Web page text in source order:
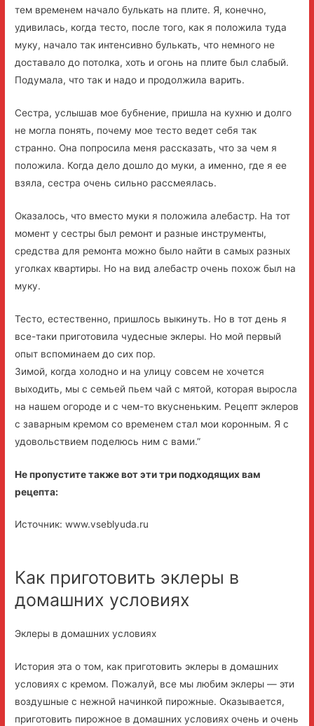
тем временем начало булькать на плите. Я, конечно,
удивилась, когда тесто, после того, как я положила туда
муку, начало так интенсивно булькать, что немного не
доставало до потолка, хоть и огонь на плите был слабый.
Подумала, что так и надо и продолжила варить.
Сестра, услышав мое бубнение, пришла на кухню и долго
не могла понять, почему мое тесто ведет себя так
странно. Она попросила меня рассказать, что за чем я
положила. Когда дело дошло до муки, а именно, где я ее
взяла, сестра очень сильно рассмеялась.
Оказалось, что вместо муки я положила алебастр. На тот
момент у сестры был ремонт и разные инструменты,
средства для ремонта можно было найти в самых разных
уголках квартиры. Но на вид алебастр очень похож был на
муку.
Тесто, естественно, пришлось выкинуть. Но в тот день я
все-таки приготовила чудесные эклеры. Но мой первый
опыт вспоминаем до сих пор.
Зимой, когда холодно и на улицу совсем не хочется
выходить, мы с семьей пьем чай с мятой, которая выросла
на нашем огороде и с чем-то вкусненьким. Рецепт эклеров
с заварным кремом со временем стал мои коронным. Я с
удовольствием поделюсь ним с вами.”
Не пропустите также вот эти три подходящих вам
рецепта:
Источник: www.vseblyuda.ru
Как приготовить эклеры в
домашних условиях
Эклеры в домашних условиях
История эта о том, как приготовить эклеры в домашних
условиях с кремом. Пожалуй, все мы любим эклеры — эти
воздушные с нежной начинкой пирожные. Оказывается,
приготовить пирожное в домашних условиях очень и очень